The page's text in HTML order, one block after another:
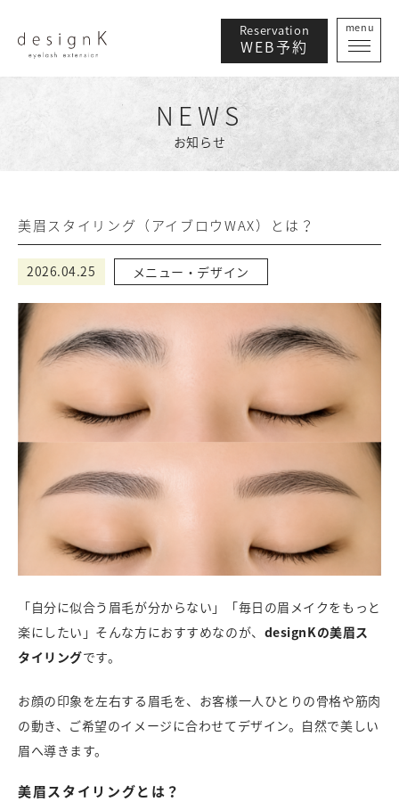
Reservation
WEB予約
menu
NEWS
お知らせ
美眉スタイリング（アイブロウWAX）とは？
2026.04.25 メニュー・デザイン
「自分に似合う眉毛が分からない」「毎日の眉メイクをもっと
楽にしたい」そんな方におすすめなのが、 designKの美眉ス
タイリングです。
お顔の印象を左右する眉毛を、お客様一人ひとりの骨格や筋肉
の動き、ご希望のイメージに合わせてデザイン。自然で美しい
眉へ導きます。
美眉スタイリングとは？